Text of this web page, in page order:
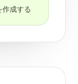
作成する